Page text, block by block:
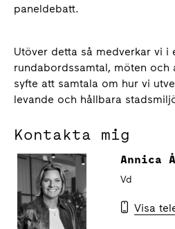
paneldebatt.
Utöver detta så medverkar vi i
rundabordssamtal, möten och
syfte att samtala om hur vi
levande och hållbara
Kontakta mig
Annica
Vd
Visa